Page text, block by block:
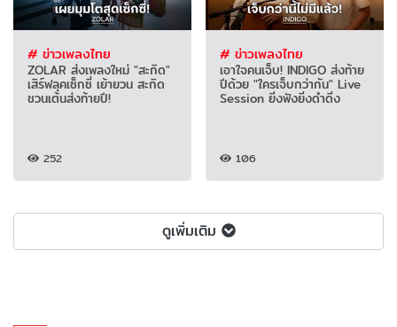
# ข่าวเพลงไทย
ZOLAR ส่งเพลงใหม่ "สะกิด"
เสิร์ฟลุคเซ็กซี่ เย้ายวน สะกิด
ชวนเต้นส่งท้ายปี!
252
# ข่าวเพลงไทย
เอาใจคนเจ็บ! INDIGO ส่งท้าย
ปีด้วย "ใครเจ็บกว่ากัน" Live
Session ยิ่งฟังยิ่งดำดิ่ง
106
ดูเพิ่มเติม